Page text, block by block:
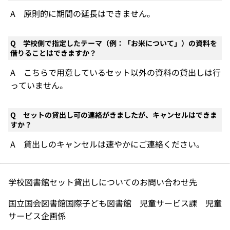
A 原則的に期間の延長はできません。
Q 学校側で指定したテーマ（例：「お米について」）の資料を
借りることはできますか？
A こちらで用意しているセット以外の資料の貸出しは行
っていません。
Q セットの貸出し可の連絡がきましたが、キャンセルはできま
すか？
A 貸出しのキャンセルは速やかにご連絡ください。
学校図書館セット貸出しについてのお問い合わせ先
国立国会図書館国際子ども図書館 児童サービス課 児童
サービス企画係